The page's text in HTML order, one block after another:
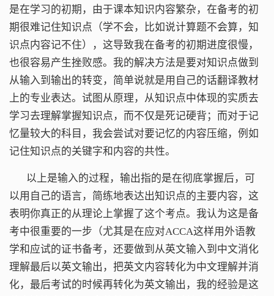
是在学习的初期，由于课本知识内容繁杂，在备考的初
期很难记住知识点（学不会，比如说计算题不会算，知
识点内容记不住），这导致我在备考的初期进度很慢，
也很容易产生挫败感。我的解决方法是要对知识点做到
从输入到输出的转变，简单说就是用自己的话翻译教材
上的专业表达。试图从原理，从知识点中体现的实质去
学习去理解掌握知识点，而不仅是死记硬背；而对于记
忆量较大的科目，我会尝试对要记忆的内容压缩，例如
记住知识点的关键字和内容的共性。
以上是输入的过程，输出指的是在彻底掌握后，可
以用自己的语言，简练地表达出知识点的主要内容，这
表明你真正的从理论上掌握了这个考点。我认为这是备
考中很重要的一步（尤其是在应对ACCA这样用外语教
学和应试的证书备考，还要做到从英文输入到中文消化
理解最后以英文输出，把英文内容转化为中文理解并消
化，最后考试的时候再转化为英文输出，我的经验是这